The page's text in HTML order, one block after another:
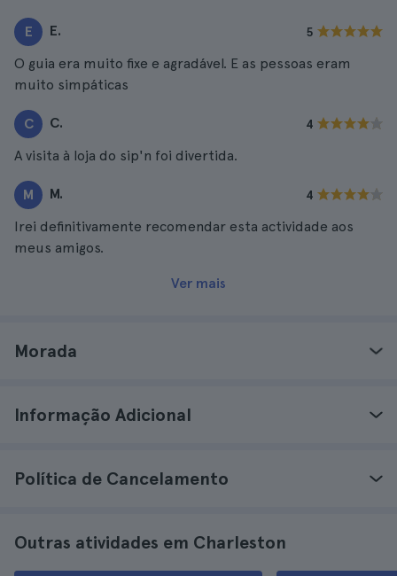
E E. 5
O guia era muito fixe e agradável. E as pessoas eram
muito simpáticas
C C. 4
A visita à loja do sip'n foi divertida.
M M. 4
Irei definitivamente recomendar esta actividade aos
meus amigos.
Ver mais
Morada
Informação Adicional
Política de Cancelamento
Outras atividades em Charleston